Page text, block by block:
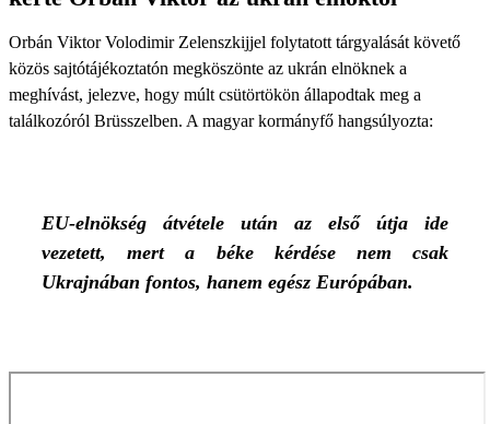
Orbán Viktor Volodimir Zelenszkijjel folytatott tárgyalását követő
közös sajtótájékoztatón megköszönte az ukrán elnöknek a
meghívást, jelezve, hogy múlt csütörtökön állapodtak meg a
találkozóról Brüsszelben. A magyar kormányfő hangsúlyozta:
EU-elnökség átvétele után az első útja ide
vezetett, mert a béke kérdése nem csak
Ukrajnában fontos, hanem egész Európában.